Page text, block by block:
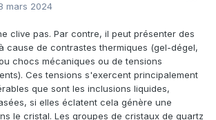
mars 2024
clive pas. Par contre, il peut présenter des
cause de contrastes thermiques (gel-dégel,
chocs mécaniques ou de tensions
Ces tensions s'exercent principalement
que sont les inclusions liquides,
si elles éclatent cela génère une
le cristal. Les groupes de cristaux de quartz